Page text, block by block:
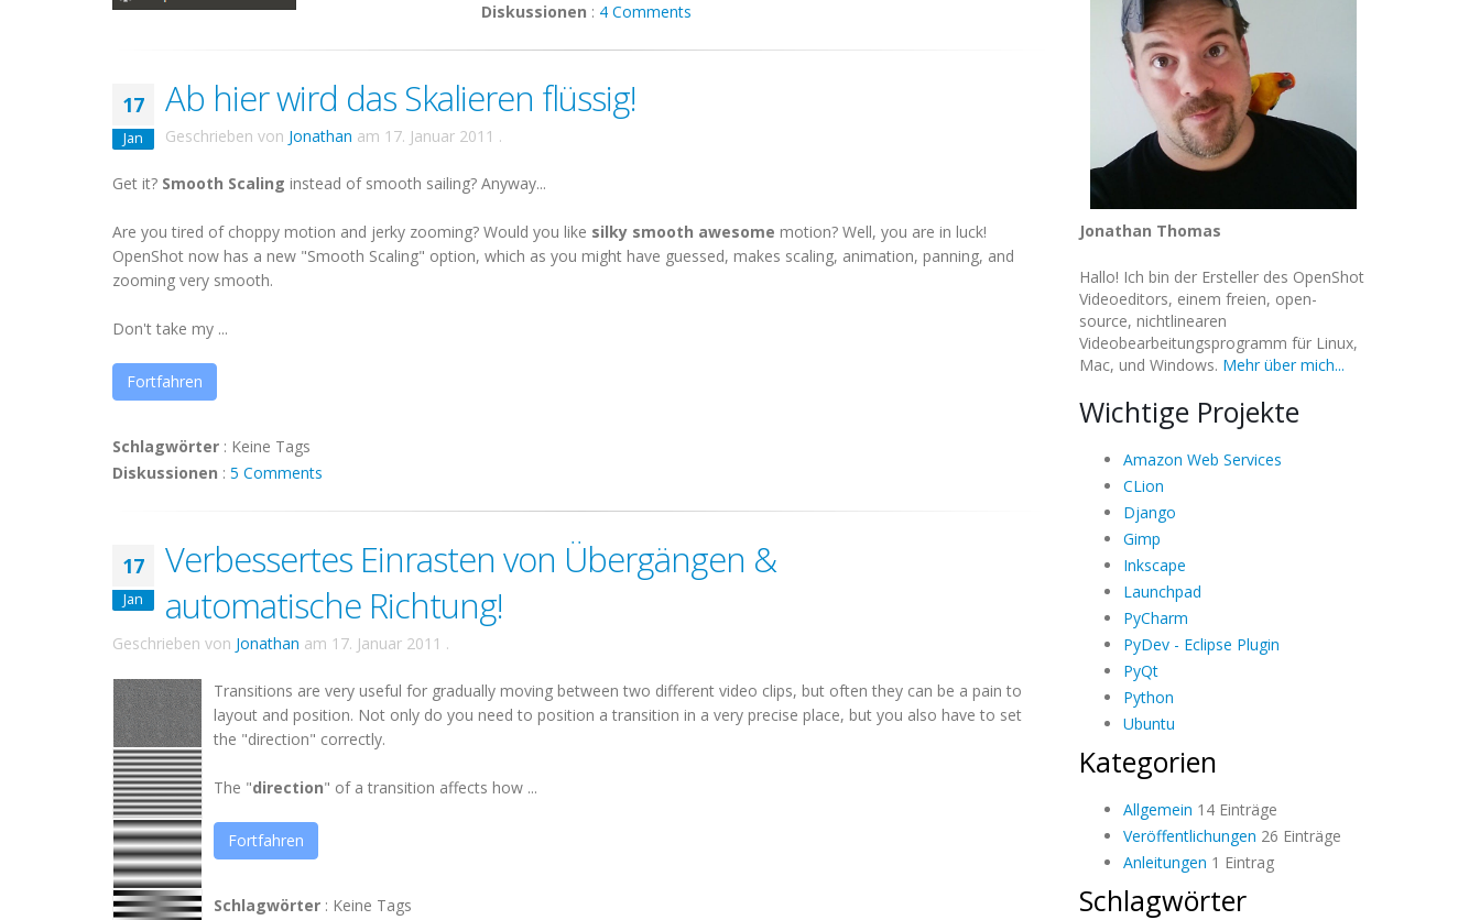
Diskussionen : 4 Comments
17
Jan
Ab hier wird das Skalieren flüssig!
Geschrieben von Jonathan am 17. Januar 2011 .
Get it? Smooth Scaling instead of smooth sailing? Anyway...
Are you tired of choppy motion and jerky zooming? Would you like silky smooth awesome motion? Well, you are in luck!
OpenShot now has a new "Smooth Scaling" option, which as you might have guessed, makes scaling, animation, panning, and
zooming very smooth.
Don't take my ...
Fortfahren
Schlagwörter : Keine Tags
Diskussionen : 5 Comments
17
Jan
Verbessertes Einrasten von Übergängen &
automatische Richtung!
Geschrieben von Jonathan am 17. Januar 2011 .
Transitions are very useful for gradually moving between two different video clips, but often they can be a pain to
layout and position. Not only do you need to position a transition in a very precise place, but you also have to set
the "direction" correctly.
The "direction" of a transition affects how ...
Fortfahren
Schlagwörter : Keine Tags
Jonathan Thomas
Hallo! Ich bin der Ersteller des OpenShot
Videoeditors, einem freien, open-
source, nichtlinearen
Videobearbeitungsprogramm für Linux,
Mac, und Windows. Mehr über mich...
Wichtige Projekte
Amazon Web Services
CLion
Django
Gimp
Inkscape
Launchpad
PyCharm
PyDev - Eclipse Plugin
PyQt
Python
Ubuntu
Kategorien
Allgemein 14 Einträge
Veröffentlichungen 26 Einträge
Anleitungen 1 Eintrag
Schlagwörter